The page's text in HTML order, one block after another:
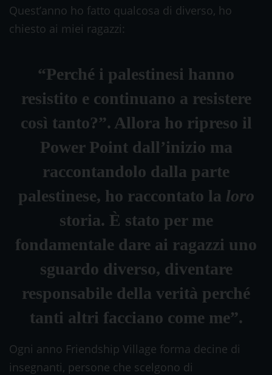
Quest’anno ho fatto qualcosa di diverso, ho
chiesto ai miei ragazzi:
“Perché i palestinesi hanno
resistito e continuano a resistere
così tanto?”. Allora ho ripreso il
Power Point dall’inizio ma
raccontandolo dalla parte
palestinese, ho raccontato la loro
storia. È stato per me
fondamentale dare ai ragazzi uno
sguardo diverso, diventare
responsabile della verità perché
tanti altri facciano come me”.
Ogni anno Friendship Village forma decine di
insegnanti, persone che scelgono di